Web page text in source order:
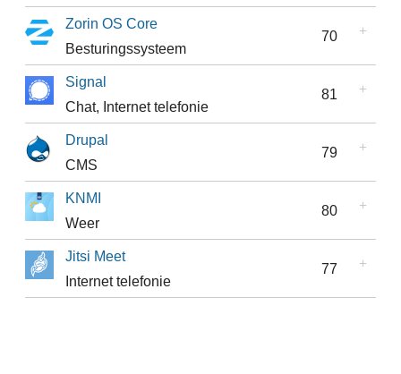
Zorin OS Core
Besturingssysteem
70
Signal
Chat, Internet telefonie
81
Drupal
CMS
79
KNMI
Weer
80
Jitsi Meet
Internet telefonie
77